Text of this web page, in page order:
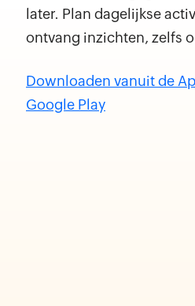
later. Plan dagelijkse
ontvang inzichten, zelfs
Downloaden vanuit de
Google Play